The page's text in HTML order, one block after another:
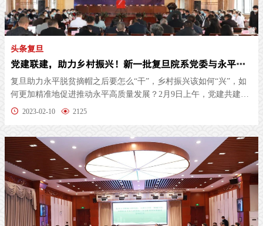
头条复旦
党建联建，助力乡村振兴！新一批复旦院系党委与永平县乡镇党委开始党建结对
复旦助力永平脱贫摘帽之后要怎么“干”，乡村振兴该如何“兴”，如
何更加精准地促进推动永平高质量发展？2月9日上午，党建共建深
化推...2023-02-10 2125